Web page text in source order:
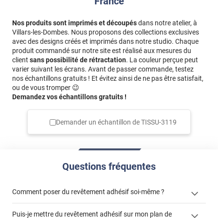
Nos produits sont imprimés et découpésdans notre atelier, à
Villars-les-Dombes. Nous proposons des collections exclusives
avec des designs créés et imprimés dans notre studio. Chaque
produit commandé sur notre site est réalisé aux mesures du
client sans possibilité de rétractation. La couleur perçue peut
varier suivant les écrans. Avant de passer commande, testez
nos échantillons gratuits ! Et évitez ainsi de ne pas être satisfait,
ou de vous tromper 😉
Demandez vos échantillons gratuits !
Demander un échantillon deTISSU-3119
Questions fréquentes
Comment poser du revêtement adhésif soi-même ?
Puis-je mettre du revêtement adhésif sur mon plan de